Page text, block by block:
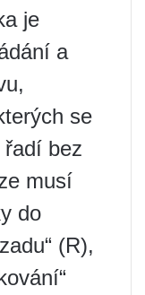
je
a
se
bez
musí
do
(R),